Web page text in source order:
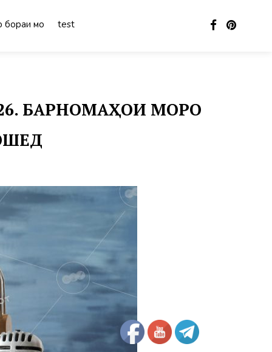
бораи мо test
БАРНОМАҲОИ МОРО